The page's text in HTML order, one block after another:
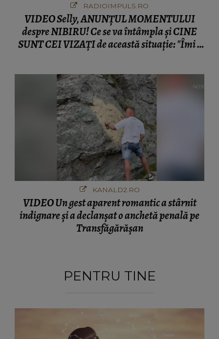
RADIOIMPULS.RO
VIDEO Selly, ANUNȚUL MOMENTULUI
despre NIBIRU! Ce se va întâmpla și CINE
SUNT CEI VIZAȚI de această situație: "Îmi e
KANALD2.RO
VIDEO Un gest aparent romantic a stârnit
indignare și a declanșat o anchetă penală pe
Transfăgărășan
PENTRU TINE